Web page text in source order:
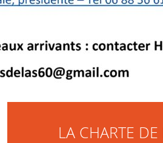
LA CHARTE DE